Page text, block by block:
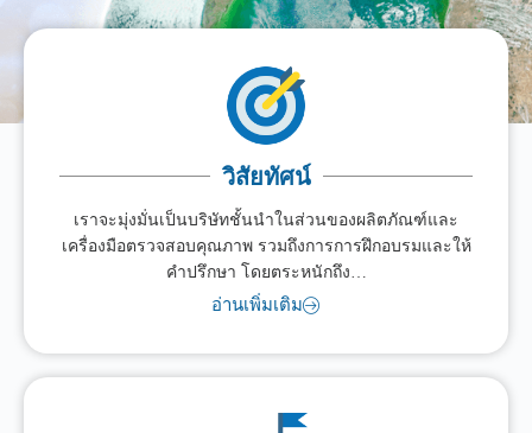
วิสัยทัศน์
เราจะมุ่งมั่นเป็นบริษัทชั้นนำในส่วนของผลิตภัณฑ์และ
เครื่องมือตรวจสอบคุณภาพ รวมถึงการการฝึกอบรมและให้
คำปรึกษา โดยตระหนักถึง…
อ่านเพิ่มเติม